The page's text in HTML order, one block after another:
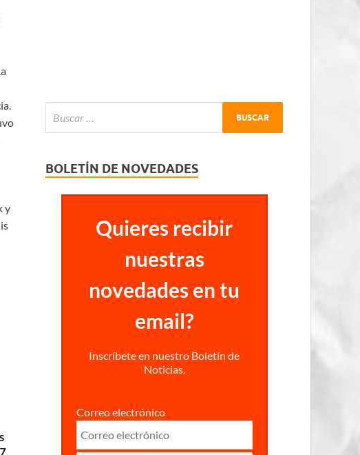
y
BOLETÍN DE NOVEDADES
Quieres recibir
nuestras
novedades en tu
email?
Inscríbete en nuestro Boletín de
Noticias.
Correo electrónico